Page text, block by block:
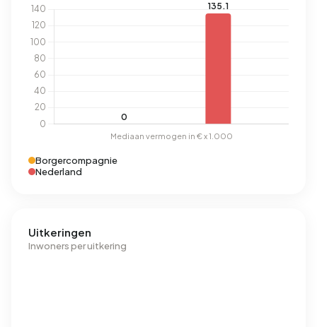
Borgercompagnie
Nederland
Uitkeringen
Inwoners per uitkering